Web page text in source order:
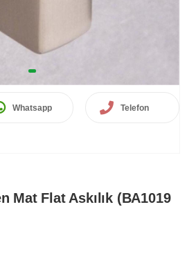
Whatsapp Telefon
Mat Flat Askılık (BA1019